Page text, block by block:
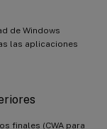
de Windows
las aplicaciones
finales (CWA para